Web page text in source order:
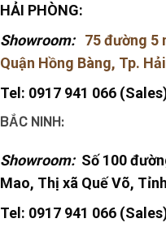
HẢI PHÒNG:
Showroom: 75 đường 5
Quận Hồng Bàng, Tp.
Tel: 0917 941 066
BẮC NINH:
Showroom: Số 100
Mao, Thị xã Quế Võ,
Tel: 0917 941 066